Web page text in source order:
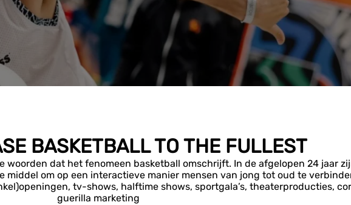
BASKETBALL TO THE FULLEST
dat het fenomeen basketball omschrijft. In de afgelopen 24 jaar
om op een interactieve manier mensen van jong tot oud te
tv-shows, halftime shows, sportgala’s, theaterproducties,
guerilla marketing